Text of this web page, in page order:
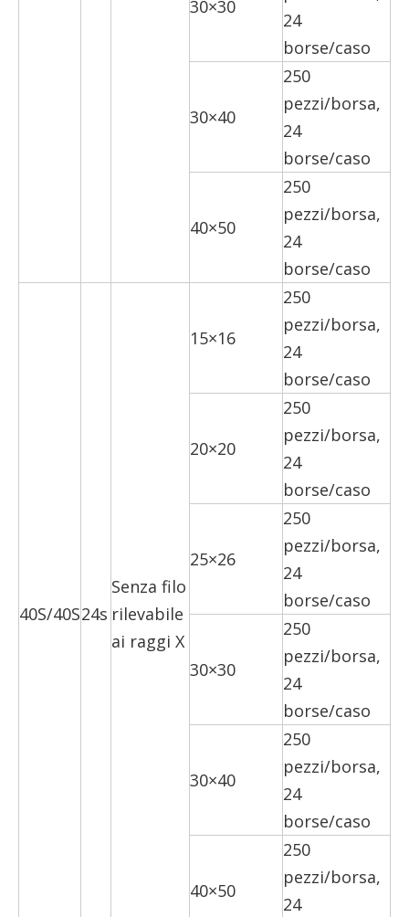
30×30
24
borse/caso
30×40
250
pezzi/borsa,
24
borse/caso
40×50
250
pezzi/borsa,
24
borse/caso
40S/40S24s
Senza filo
rilevabile
ai raggi X
15×16
250
pezzi/borsa,
24
borse/caso
20×20
250
pezzi/borsa,
24
borse/caso
25×26
250
pezzi/borsa,
24
borse/caso
30×30
250
pezzi/borsa,
24
borse/caso
30×40
250
pezzi/borsa,
24
borse/caso
40×50
250
pezzi/borsa,
24